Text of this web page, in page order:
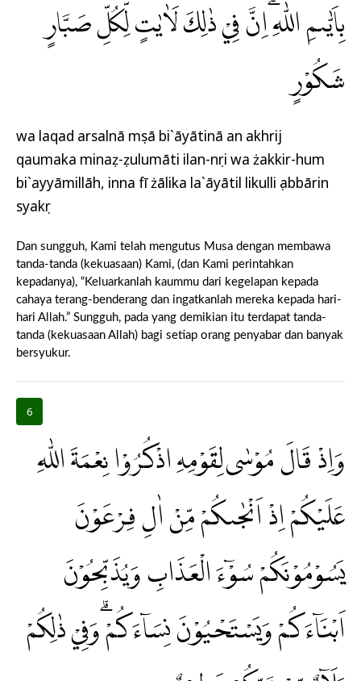
بِاَيّٰىمِ اللّٰهِ ۗاِنَّ فِيْ ذٰلِكَ لَاٰيٰتٍ لِّكُلِّ صَبَّارٍ
شَكُوْرٍ
wa laqad arsalnā mụsā bi`āyātinā an akhrij
qaumaka minaẓ-ẓulumāti ilan-nụri wa żakkir-hum
bi`ayyāmillāh, inna fī żālika la`āyātil likulli ṣabbārin
syakụr
Dan sungguh, Kami telah mengutus Musa dengan membawa
tanda-tanda (kekuasaan) Kami, (dan Kami perintahkan
kepadanya), “Keluarkanlah kaummu dari kegelapan kepada
cahaya terang-benderang dan ingatkanlah mereka kepada hari-
hari Allah.” Sungguh, pada yang demikian itu terdapat tanda-
tanda (kekuasaan Allah) bagi setiap orang penyabar dan banyak
bersyukur.
6
وَاِذْ قَالَ مُوْسٰى لِقَوْمِهِ اذْكُرُوْا نِعْمَةَ اللّٰهِ
عَلَيْكُمْ اِذْ اَنْجٰىكُمْ مِّنْ اٰلِ فِرْعَوْنَ
يَسُوْمُوْنَكُمْ سُوْۤءَ الْعَذَابِ وَيُذَبِّحُوْنَ
اَبْنَاۤءَكُمْ وَيَسْتَحْيُوْنَ نِسَاۤءَكُمْ ۗوَفِيْ ذٰلِكُمْ